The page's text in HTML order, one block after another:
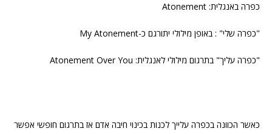
כפרה באנגלית: Atonement
"כפרה שלי" : באופן מילולי יתורגם כ-My Atonement
"כפרה עליך" בתרגום מילולי לאנגלית: Atonement Over You
כאשר הכוונה בכפרה עלייך לכנות בכינוי חיבה אדם אז בתרגום חופשי אפשר